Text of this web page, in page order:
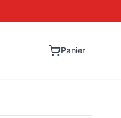
Panier